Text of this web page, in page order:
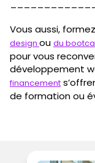
Vous aussi,
design ou du
pour vous
développement
financement
de formation ou